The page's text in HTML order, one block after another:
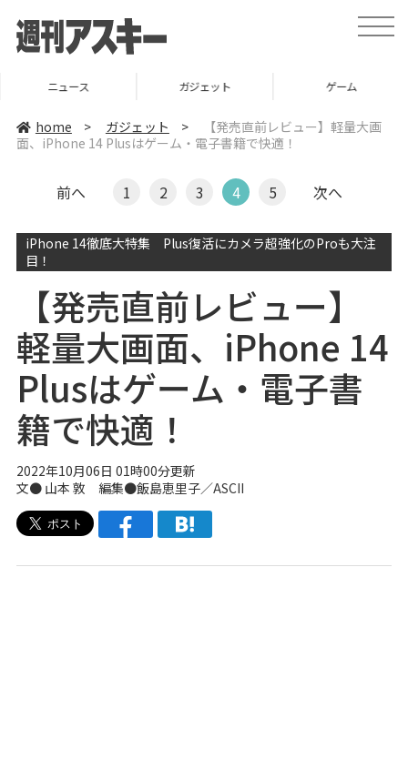
t
o
v
ニュース ガジェット ゲーム
home > ガジェット >
【発売直前レビュー】軽量大画
面、iPhone 14 Plusはゲーム・電子書籍で快適！
前へ 1 2 3 4 5 次へ
iPhone 14徹底大特集 Plus復活にカメラ超強化のProも大注
目！
【発売直前レビュー】
軽量大画面、iPhone 14
Plusはゲーム・電子書
籍で快適！
2022年10月06日 01時00分更新
文● 山本 敦 編集●飯島恵里子／ASCII